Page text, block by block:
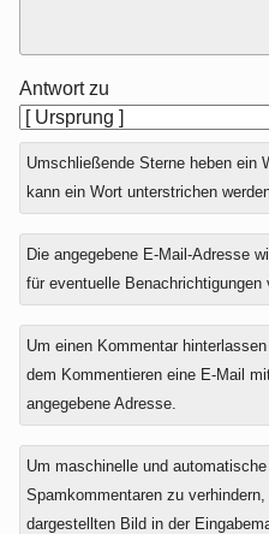
Antwort zu
Umschließende Sterne heben ein
kann ein Wort unterstrichen
Die angegebene E-Mail-Adresse
für eventuelle Benachrichtigungen
Um einen Kommentar
dem Kommentieren eine E-Mail
angegebene Adresse.
Um maschinelle und
Spamkommentaren zu
dargestellten Bild in der